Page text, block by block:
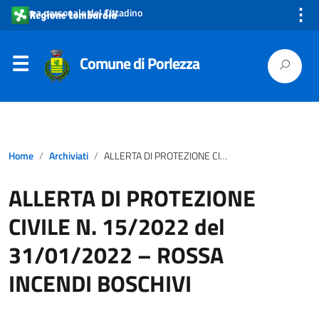
Area personale del Cittadino ⋮
Comune di Porlezza
Home Archiviati ALLERTA DI PROTEZIONE CIVILE N. 15/2022 del 31/01/2022 – ROSSA INCENDI BOSCHIVI
ALLERTA DI PROTEZIONE
CIVILE N. 15/2022 del
31/01/2022 – ROSSA
INCENDI BOSCHIVI